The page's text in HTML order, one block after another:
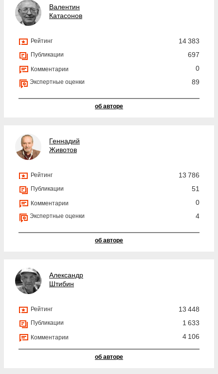
Валентин
Катасонов
Рейтинг 14 383
Публикации 697
Комментарии 0
Экспертные оценки 89
об авторе
Геннадий
Животов
Рейтинг 13 786
Публикации 51
Комментарии 0
Экспертные оценки 4
об авторе
Александр
Штибин
Рейтинг 13 448
Публикации 1 633
Комментарии 4 106
об авторе